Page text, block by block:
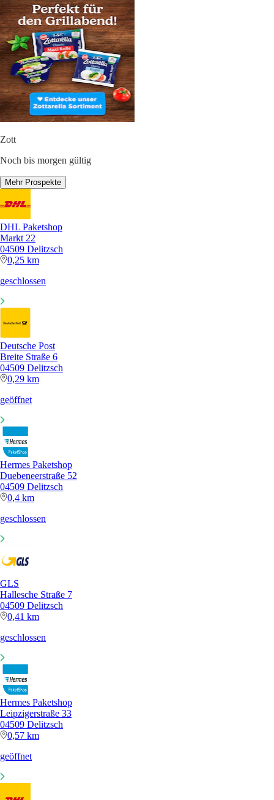
Zott
Noch bis morgen gültig
Mehr Prospekte
DHL Paketshop
Markt 22
04509 Delitzsch
0,25 km
geschlossen
Deutsche Post
Breite Straße 6
04509 Delitzsch
0,29 km
geöffnet
Hermes Paketshop
Duebeneerstraße 52
04509 Delitzsch
0,4 km
geschlossen
GLS
Hallesche Straße 7
04509 Delitzsch
0,41 km
geschlossen
Hermes Paketshop
Leipzigerstraße 33
04509 Delitzsch
0,57 km
geöffnet